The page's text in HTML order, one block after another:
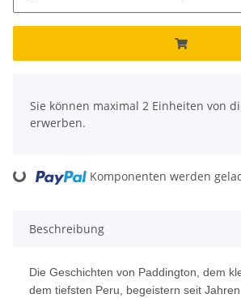
Sie können maximal 2 Einheiten von
erwerben.
Komponenten werden
Beschreibung
Die Geschichten von Paddington, dem
dem tiefsten Peru, begeistern seit Jahren